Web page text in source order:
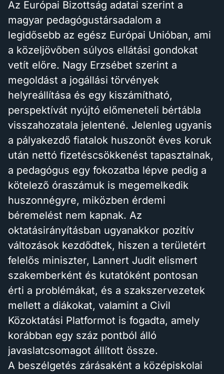
Az Európai Bizottság adatai szerint a
magyar pedagógustársadalom a
legidősebb az egész Európai Unióban, ami
a közeljövőben súlyos ellátási gondokat
vetít előre. Nagy Erzsébet szerint a
megoldást a jogállási törvények
helyreállítása és egy kiszámítható,
perspektívát nyújtó előmeneteli bértábla
visszahozatala jelentené. Jelenleg ugyanis
a pályakezdő fiatalok huszonöt éves koruk
után nettó fizetéscsökkenést tapasztalnak,
a pedagógus egy fokozatba lépve pedig a
kötelező óraszámuk is megemelkedik
huszonnégyre, miközben érdemi
béremelést nem kapnak. Az
oktatásirányításban ugyanakkor pozitív
változások kezdődtek, hiszen a területért
felelős miniszter, Lannert Judit elismert
szakemberként és kutatóként pontosan
érti a problémákat, és a szakszervezetek
mellett a diákokat, valamint a Civil
Közoktatási Platformot is fogadta, amely
korábban egy száz pontból álló
javaslatcsomagot állított össze.
A beszélgetés zárásaként a középiskolai